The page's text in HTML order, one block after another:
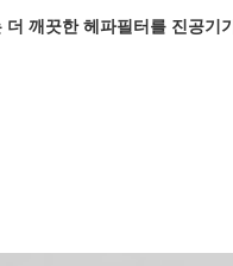
더 깨끗한 헤파필터를 진공기